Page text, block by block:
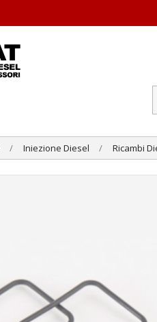
Iniezione Diesel Ricambi